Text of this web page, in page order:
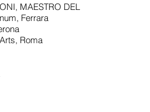
MAESTRO DEL
Ferrara
Roma